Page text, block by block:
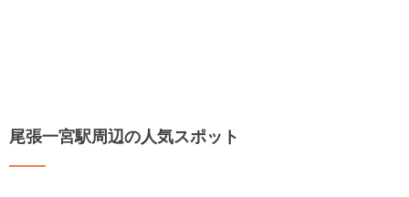
尾張一宮駅周辺の人気スポット